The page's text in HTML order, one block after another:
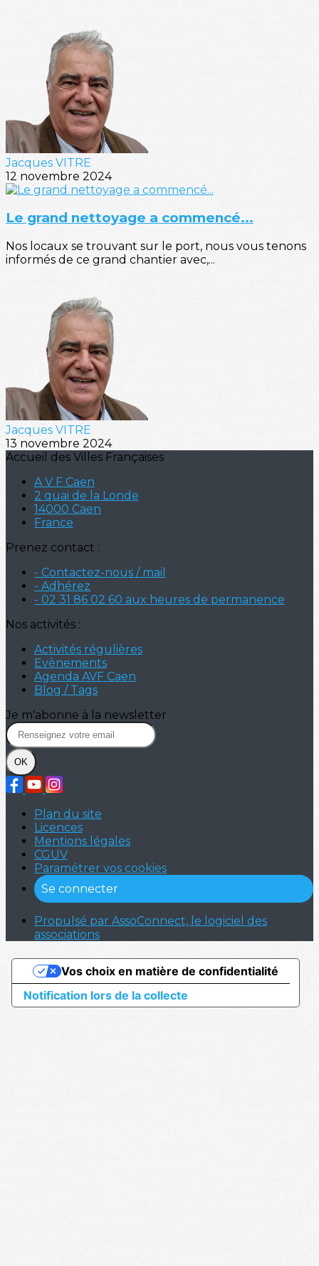
Jacques VITRE
12 novembre 2024
Le grand nettoyage a commencé...
Nos locaux se trouvant sur le port, nous vous tenons
informés de ce grand chantier avec,...
Jacques VITRE
13 novembre 2024
Accueil des Villes Françaises
A V F Caen
2 quai de la Londe
14000 Caen
France
Prenez contact :
- Contactez-nous / mail
- Adhérez
- 02 31 86 02 60 aux heures de permanence
Nos activités :
Activités régulières
Evènements
Agenda AVF Caen
Blog / Tags
Je m'abonne à la newsletter
OK
Plan du site
Licences
Mentions légales
CGUV
Paramétrer vos cookies
Se connecter
Propulsé par AssoConnect, le logiciel des
associations
Notification lors de la collecte
Vos choix en matière de confidentialité